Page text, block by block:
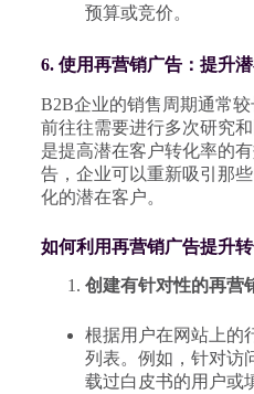
预算或竞价。
6. 使用再营销广告：提升
B2B企业的销售周期通常
前往往需要进行多次研究
是提高潜在客户转化率的
告，企业可以重新吸引那
化的潜在客户。
如何利用再营销广告提升
创建有针对性的再营
根据用户在网站上的
列表。例如，针对访
载过白皮书的用户或